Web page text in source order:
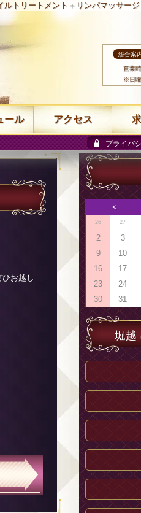
ルトリートメント＋リンパマッサー
プライバ
お越し
<
26 27
2
3
9
10
16
17
23
24
30
31
堀越
総合案
営業
※日
ール アクセス